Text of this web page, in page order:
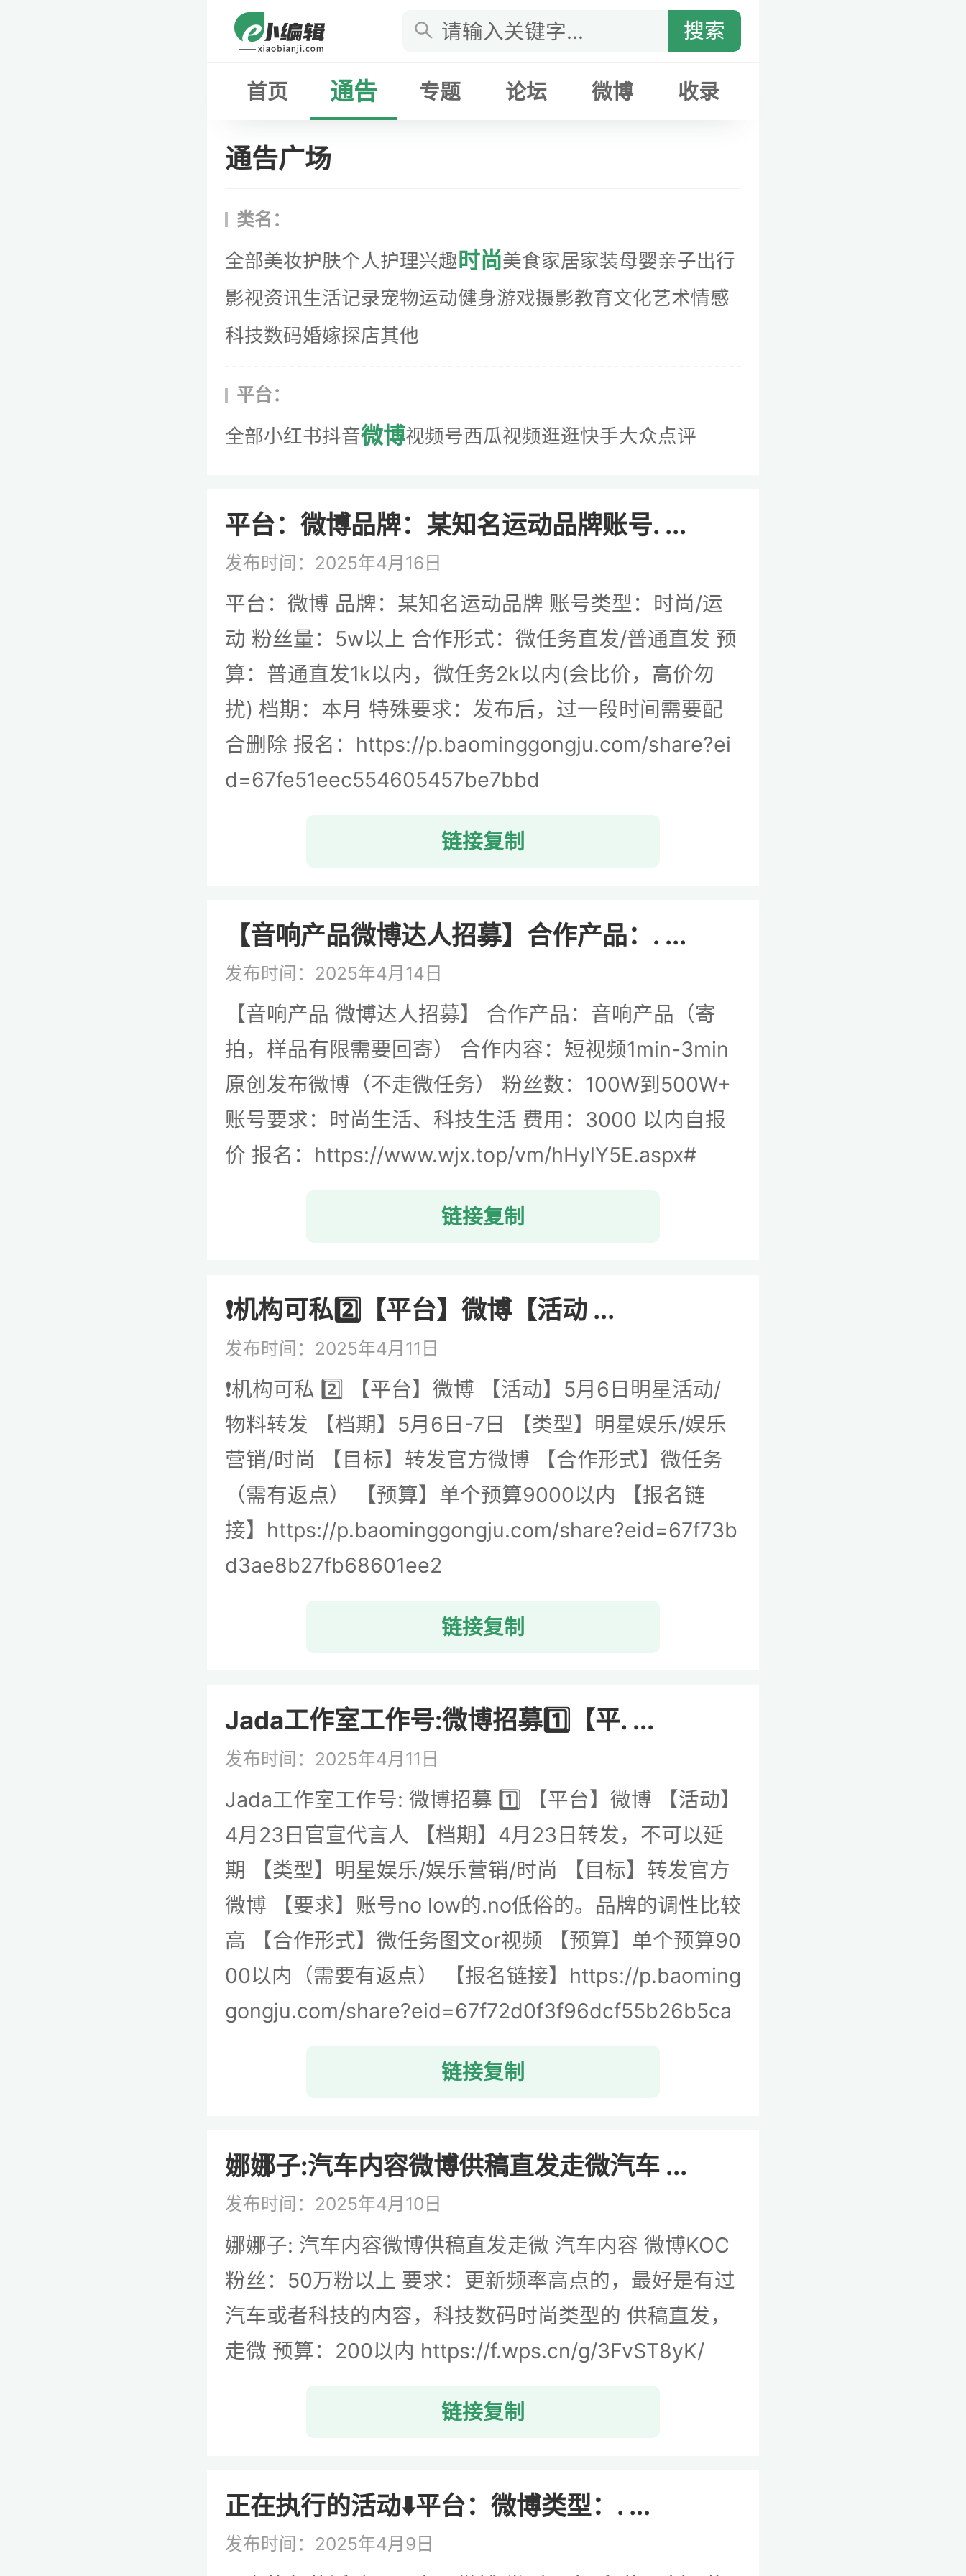
搜索
首页 通告 专题 论坛 微博 收录
通告广场
类名：
全部美妆护肤个人护理兴趣时尚美食家居家装母婴亲子出行
影视资讯生活记录宠物运动健身游戏摄影教育文化艺术情感
科技数码婚嫁探店其他
平台：
全部小红书抖音微博视频号西瓜视频逛逛快手大众点评
平台：微博品牌：某知名运动品牌账号. ...
发布时间：2025年4月16日
平台：微博 品牌：某知名运动品牌 账号类型：时尚/运
动 粉丝量：5w以上 合作形式：微任务直发/普通直发 预
算：普通直发1k以内，微任务2k以内(会比价，高价勿
扰) 档期：本月 特殊要求：发布后，过一段时间需要配
合删除 报名：https://p.baominggongju.com/share?ei
d=67fe51eec554605457be7bbd
链接复制
【音响产品微博达人招募】合作产品：. ...
发布时间：2025年4月14日
【音响产品 微博达人招募】 合作产品：音响产品（寄
拍，样品有限需要回寄） 合作内容：短视频1min-3min
原创发布微博（不走微任务） 粉丝数：100W到500W+
账号要求：时尚生活、科技生活 费用：3000 以内自报
价 报名：https://www.wjx.top/vm/hHylY5E.aspx#
链接复制
❗️机构可私2️⃣【平台】微博【活动 ...
发布时间：2025年4月11日
❗️机构可私 2️⃣ 【平台】微博 【活动】5月6日明星活动/
物料转发 【档期】5月6日-7日 【类型】明星娱乐/娱乐
营销/时尚 【目标】转发官方微博 【合作形式】微任务
（需有返点） 【预算】单个预算9000以内 【报名链
接】https://p.baominggongju.com/share?eid=67f73b
d3ae8b27fb68601ee2
链接复制
Jada工作室工作号:微博招募1️⃣【平. ...
发布时间：2025年4月11日
Jada工作室工作号: 微博招募 1️⃣ 【平台】微博 【活动】
4月23日官宣代言人 【档期】4月23日转发，不可以延
期 【类型】明星娱乐/娱乐营销/时尚 【目标】转发官方
微博 【要求】账号no low的.no低俗的。品牌的调性比较
高 【合作形式】微任务图文or视频 【预算】单个预算90
00以内（需要有返点） 【报名链接】https://p.baoming
gongju.com/share?eid=67f72d0f3f96dcf55b26b5ca
链接复制
娜娜子:汽车内容微博供稿直发走微汽车 ...
发布时间：2025年4月10日
娜娜子: 汽车内容微博供稿直发走微 汽车内容 微博KOC
粉丝：50万粉以上 要求：更新频率高点的，最好是有过
汽车或者科技的内容，科技数码时尚类型的 供稿直发，
走微 预算：200以内 https://f.wps.cn/g/3FvST8yK/
链接复制
正在执行的活动⬇️平台：微博类型：. ...
发布时间：2025年4月9日